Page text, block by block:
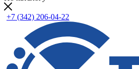
+7 (342) 206-04-22